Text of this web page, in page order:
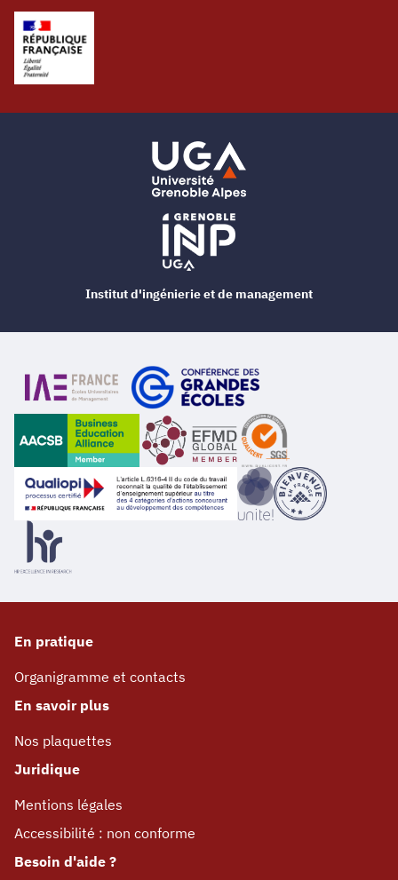
En pratique
Organigramme et contacts
En savoir plus
Nos plaquettes
Juridique
Mentions légales
Accessibilité : non conforme
Besoin d'aide ?
Institut d'ingénierie et de management